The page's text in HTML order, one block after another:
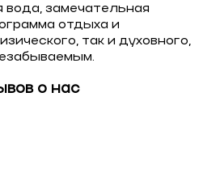
замечательная
отдыха и
так и духовного,
о нас